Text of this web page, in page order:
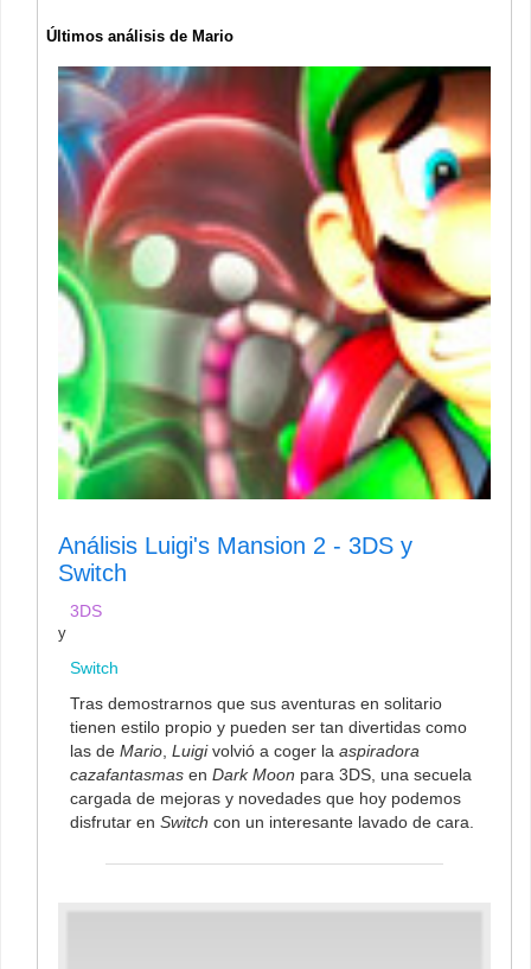
Últimos análisis de Mario
Análisis Luigi's Mansion 2 - 3DS y
Switch
3DS
y
Switch
Tras demostrarnos que sus aventuras en solitario
tienen estilo propio y pueden ser tan divertidas como
las de Mario, Luigivolvió a coger la aspiradora
cazafantasmas en Dark Moon para 3DS, una secuela
cargada de mejoras y novedades que hoy podemos
disfrutar en Switch con un interesante lavado de cara.